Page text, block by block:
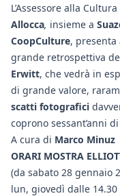
L’Assessore alla
Allocca, insieme a
CoopCulture, presenta
grande retrospettiva
Erwitt, che vedrà in
di grande valore,
scatti fotografici
coprono sessant’anni di
A cura di Marco Minuz
ORARI MOSTRA
(da sabato 28 gennaio
lun, giovedì dalle 14.30